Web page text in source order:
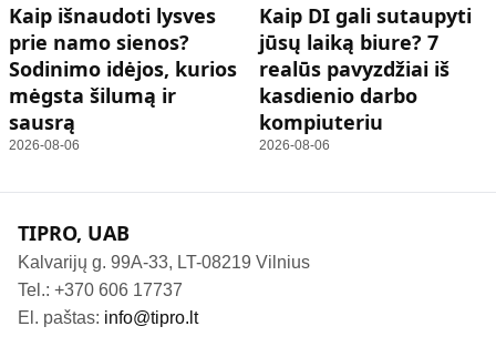
Kaip išnaudoti lysves
prie namo sienos?
Sodinimo idėjos, kurios
mėgsta šilumą ir
sausrą
2026-08-06
Kaip DI gali sutaupyti
jūsų laiką biure? 7
realūs pavyzdžiai iš
kasdienio darbo
kompiuteriu
2026-08-06
TIPRO, UAB
Kalvarijų g. 99A-33, LT-08219 Vilnius
Tel.: +370 606 17737
El. paštas: info@tipro.lt